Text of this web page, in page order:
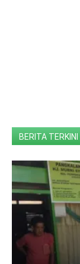
BERITA TERKINI